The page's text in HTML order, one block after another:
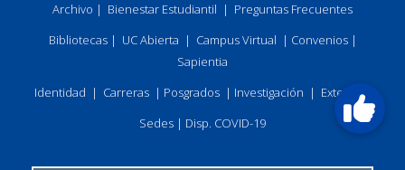
Archivo | Bienestar Estudiantil | Preguntas Frecuentes
Bibliotecas| UC Abierta | Campus Virtual | Convenios|
Sapientia
Identidad | Carreras | Posgrados | Investigación | Extensión
Sedes | Disp. COVID-19